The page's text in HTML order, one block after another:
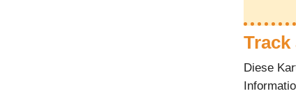
Diese